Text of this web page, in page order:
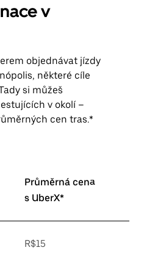
v
objednávat jízdy
některé cíle
si můžeš
v okolí –
cen tras.*
Průměrná cena
s UberX*
R$15